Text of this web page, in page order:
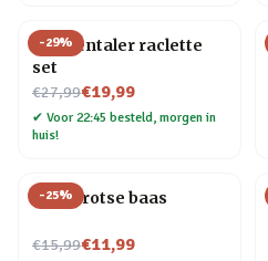
-29%
Emmentaler raclette
set
€27,99
Nu voor€19,99
✔ Voor 22:45 besteld, morgen in
huis!
-25%
Mok Trotse baas
€15,99
Nu voor€11,99